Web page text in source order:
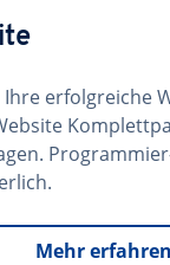
Ihre erfolgreiche
Mehr erfahren